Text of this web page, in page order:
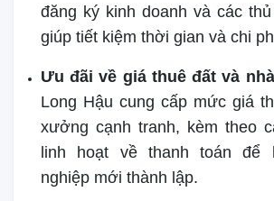
đăng ký kinh doanh và các
giúp tiết kiệm thời gian và chi
Ưu đãi về giá thuê đất và
Long Hậu cung cấp mức giá
xưởng cạnh tranh, kèm theo
linh hoạt về thanh toán để
nghiệp mới thành lập.